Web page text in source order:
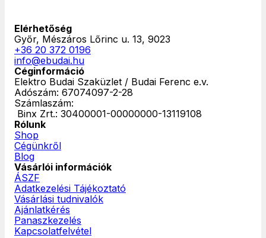
Elérhetőség
Győr, Mészáros Lőrinc u. 13, 9023
+36 20 372 0196
info@ebudai.hu
Céginformáció
Elektro Budai Szaküzlet / Budai Ferenc e.v.
Adószám: 67074097-2-28
Számlaszám:
‎ Binx Zrt.: 30400001-00000000-13119108
Rólunk
Shop
Cégünkről
Blog
Vásárlói információk
ÁSZF
Adatkezelési Tájékoztató
Vásárlási tudnivalók
Ajánlatkérés
Panaszkezelés
Kapcsolatfelvétel